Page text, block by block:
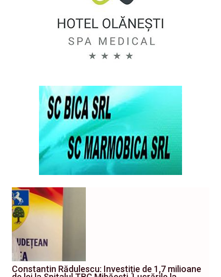
Constantin Rădulescu: Investiție de 1,7 milioane